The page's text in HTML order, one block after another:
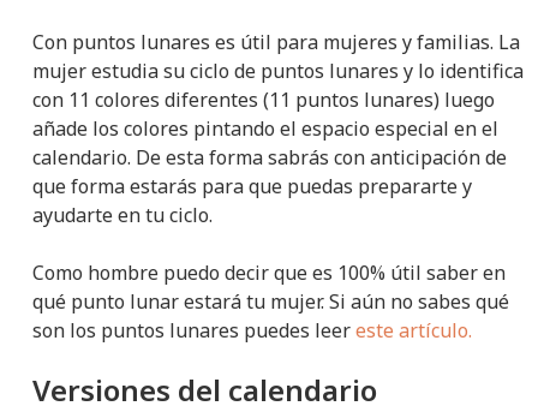
Con puntos lunares es útil para mujeres y familias. La
mujer estudia su ciclo de puntos lunares y lo identifica
con 11 colores diferentes (11 puntos lunares) luego
añade los colores pintando el espacio especial en el
calendario. De esta forma sabrás con anticipación de
que forma estarás para que puedas prepararte y
ayudarte en tu ciclo.
Como hombre puedo decir que es 100% útil saber en
qué punto lunar estará tu mujer. Si aún no sabes qué
son los puntos lunares puedes leereste artículo.
Versiones del calendario